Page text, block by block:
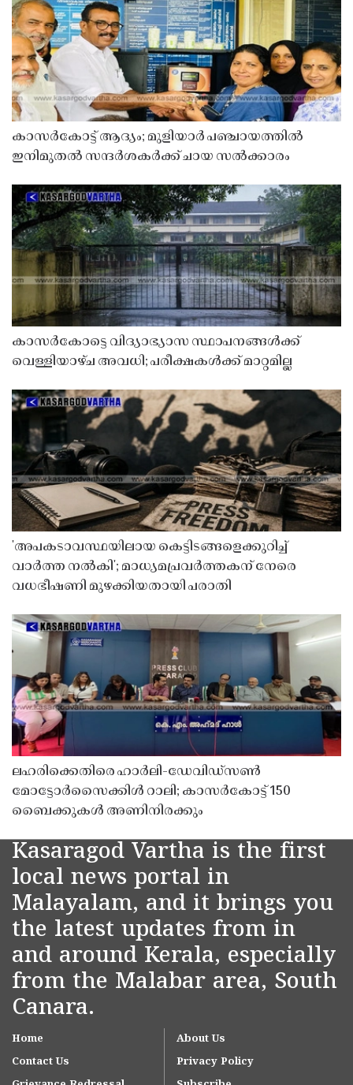
കാസർകോട്ട് ആദ്യം; മുളിയാർ പഞ്ചായത്തിൽ
ഇനിമുതൽ സന്ദർശകർക്ക് ചായ സൽക്കാരം
കാസർകോട്ടെ വിദ്യാഭ്യാസ സ്ഥാപനങ്ങൾക്ക്
വെള്ളിയാഴ്ച അവധി; പരീക്ഷകൾക്ക് മാറ്റമില്ല
'അപകടാവസ്ഥയിലായ കെട്ടിടങ്ങളെക്കുറിച്ച്
വാർത്ത നൽകി'; മാധ്യമപ്രവർത്തകന് നേരെ
വധഭീഷണി മുഴക്കിയതായി പരാതി
ലഹരിക്കെതിരെ ഹാർലി-ഡേവിഡ്‌സൺ
മോട്ടോർസൈക്കിൾ റാലി; കാസർകോട്ട് 150
ബൈക്കുകൾ അണിനിരക്കും
Kasaragod Vartha is the first
local news portal in
Malayalam, and it brings you
the latest updates from in
and around Kerala, especially
from the Malabar area, South
Canara.
Home
About Us
Contact Us
Privacy Policy